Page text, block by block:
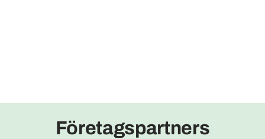
Företagspartners